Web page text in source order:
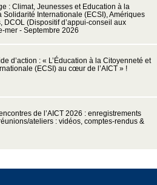
: Climat, Jeunesses et Education à la
Solidarité Internationale (ECSI), Amériques
DCOL (Dispositif d’appui-conseil aux
mer - Septembre 2026
d’action : « L’Éducation à la Citoyenneté et
(ECSI) au cœur de l’AICT » !
de l’AICT 2026 : enregistrements
ateliers : vidéos, comptes-rendus &